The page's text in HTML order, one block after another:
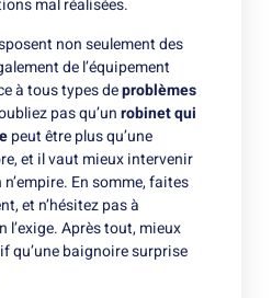
mal réalisées.
non seulement des
de l’équipement
à tous types deproblèmes
pas qu’unrobinet qui
peut être plus qu’une
et il vaut mieux intervenir
En somme, faites
et n’hésitez pas à
Après tout, mieux
qu’une baignoire surprise